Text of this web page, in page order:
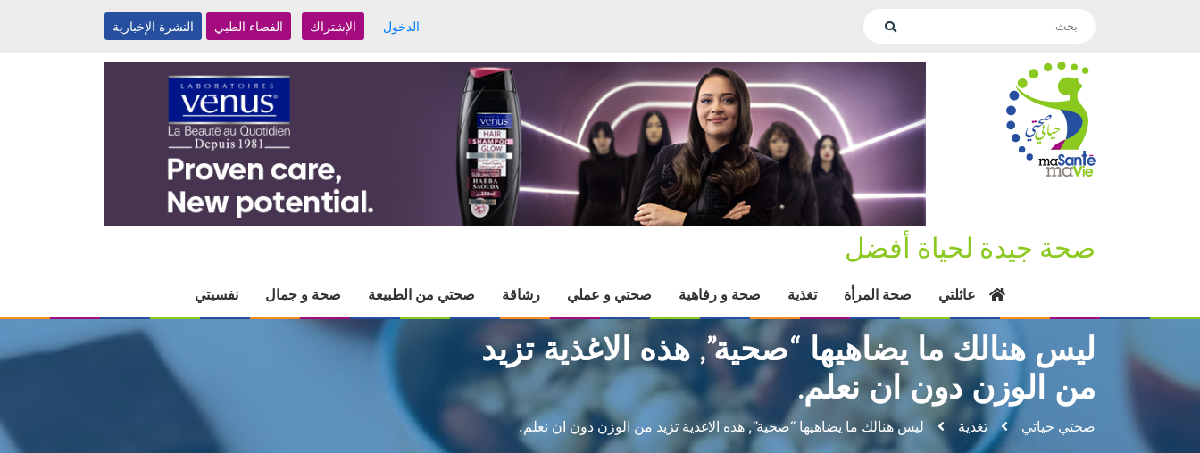
الدخول الإشتراك الفضاء الطبي النشرة الإخبارية
صحة جيدة لحياة أفضل
عائلتي صحة المرأة تغذية صحة و رفاهية صحتي و عملي رشاقة صحتي من الطبيعة صحة و جمال نفسيتي
ليس هنالك ما يضاهيها “صحية”, هذه الاغذية تزيد
من الوزن دون ان نعلم.
صحتي حياتي تغذية ليس هنالك ما يضاهيها “صحية”, هذه الاغذية تزيد من الوزن دون ان نعلم.